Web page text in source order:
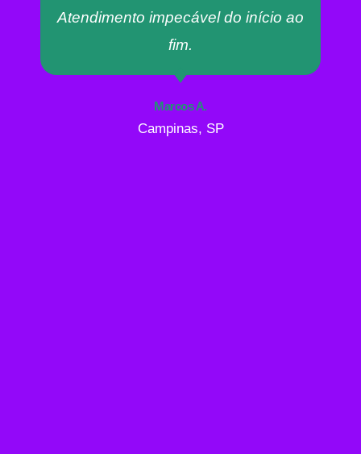
Atendimento impecável do início ao
fim.
Marcos A.
Campinas, SP